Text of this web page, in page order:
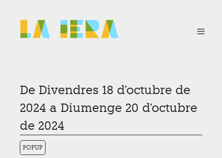
contingut
De Divendres 18 d'octubre de
2024 a Diumenge 20 d'octubre
de 2024
POPUP